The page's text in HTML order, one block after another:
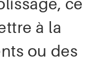
à la
ou des